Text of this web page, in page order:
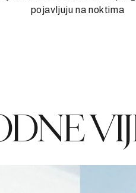
pojavljuju na noktima